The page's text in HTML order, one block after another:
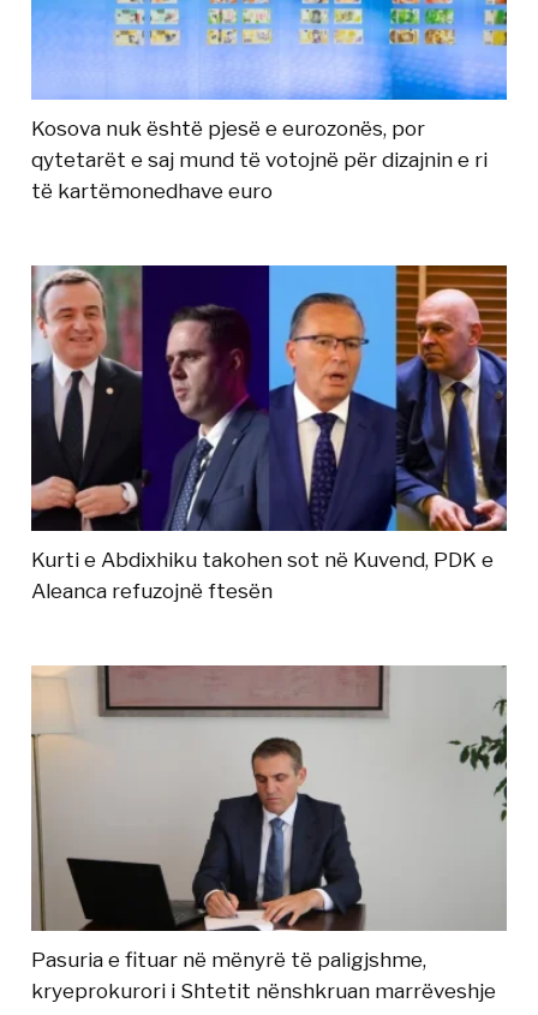
Kosova nuk është pjesë e eurozonës, por
qytetarët e saj mund të votojnë për dizajnin e ri
të kartëmonedhave euro
Kurti e Abdixhiku takohen sot në Kuvend, PDK e
Aleanca refuzojnë ftesën
Pasuria e fituar në mënyrë të paligjshme,
kryeprokurori i Shtetit nënshkruan marrëveshje